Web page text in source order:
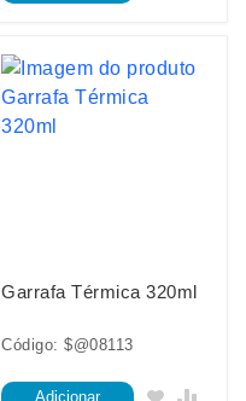
Garrafa Térmica 320ml
Código: $@08113
Adicionar